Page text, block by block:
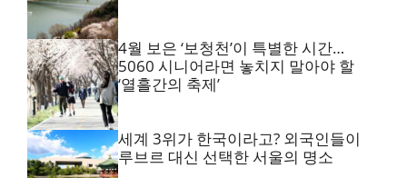
4월 보은 ‘보청천’이 특별한 시간…
5060 시니어라면 놓치지 말아야 할
‘열흘간의 축제’
세계 3위가 한국이라고? 외국인들이
루브르 대신 선택한 서울의 명소